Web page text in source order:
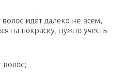
идёт далеко не всем,
на покраску, нужно учесть
волос;